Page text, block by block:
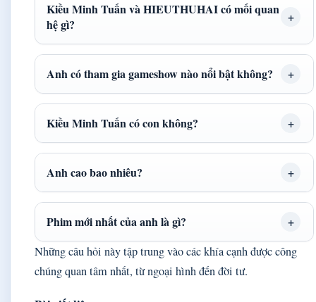
Kiều Minh Tuấn và HIEUTHUHAI có mối quan
hệ gì?
Anh có tham gia gameshow nào nổi bật không?
Kiều Minh Tuấn có con không?
Anh cao bao nhiêu?
Phim mới nhất của anh là gì?
Những câu hỏi này tập trung vào các khía cạnh được công
chúng quan tâm nhất, từ ngoại hình đến đời tư.